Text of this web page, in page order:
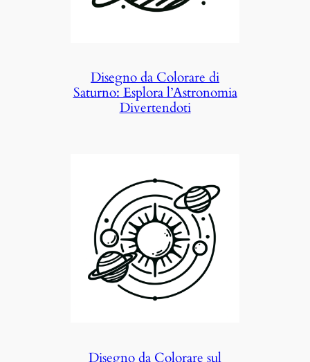
Disegno da Colorare di
Saturno: Esplora l’Astronomia
Divertendoti
Disegno da Colorare sul